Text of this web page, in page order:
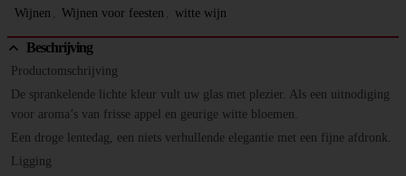
Wijnen
Wijnen voor feesten witte wijn
Beschrijving
Productomschrijving
De sprankelende lichte kleur vult uw glas met plezier. Als een uitnodiging
voor aroma’s van frisse appel en geurige witte bloemen.
Een droge lentedag, een niets verhullende elegantie met een fijne afdronk.
Ligging